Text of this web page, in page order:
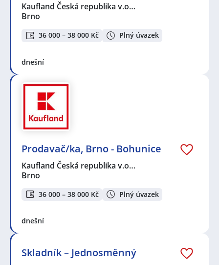
Kaufland Česká republika v.o…
Brno
36 000 – 38 000 Kč Plný úvazek
dnešní
Prodavač/ka, Brno - Bohunice
Kaufland Česká republika v.o…
Brno
36 000 – 38 000 Kč Plný úvazek
dnešní
Skladník – Jednosměnný